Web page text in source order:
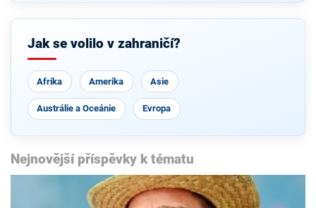
Jak se volilo v zahraničí?
Afrika Amerika Asie
Austrálie a Oceánie Evropa
Nejnovější příspěvky k tématu